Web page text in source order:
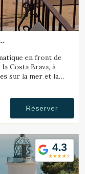
en front de
Costa Brava, à
sur la mer et la
Réserver
4.3